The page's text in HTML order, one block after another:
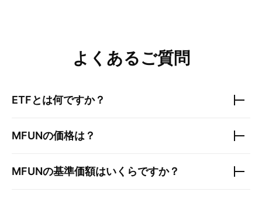
よくあるご質問
ETFとは何ですか？
MFUNの価格は？
MFUNの基準価額はいくらですか？